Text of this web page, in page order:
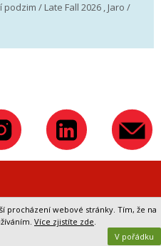
/ Late Fall 2026 , Jaro /
verzi webu
procházení webové stránky. Tím, že na
Více zjistíte zde.
V pořádku